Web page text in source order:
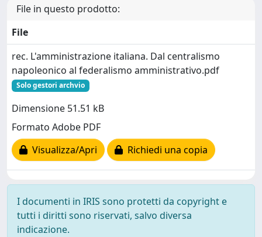
File in questo prodotto:
File
rec. L'amministrazione italiana. Dal centralismo
napoleonico al federalismo amministrativo.pdf
Solo gestori archvio
Dimensione 51.51 kB
Formato Adobe PDF
Visualizza/Apri
Richiedi una copia
I documenti in IRIS sono protetti da copyright e
tutti i diritti sono riservati, salvo diversa
indicazione.